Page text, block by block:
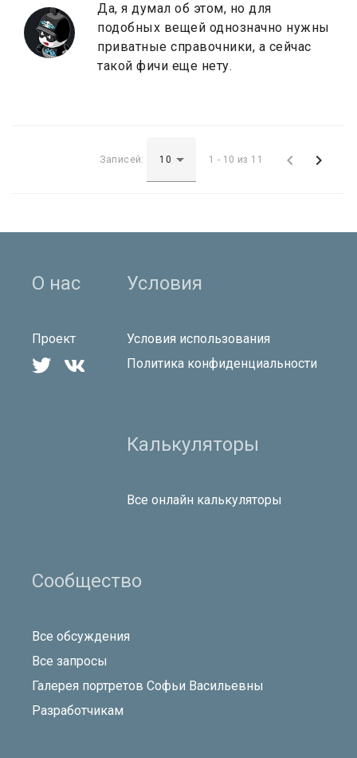
Да, я думал об этом, но для
подобных вещей однозначно нужны
приватные справочники, а сейчас
такой фичи еще нету.
Записей: 1 - 10 из 11  
О нас
Проект
 
Условия
Условия использования
Политика конфиденциальности
Калькуляторы
Все онлайн калькуляторы
Сообщество
Все обсуждения
Все запросы
Галерея портретов Софьи Васильевны
Разработчикам